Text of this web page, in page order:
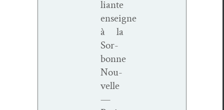
liante
enseigne
à la
Sor­
bonne
Nou­
velle
—